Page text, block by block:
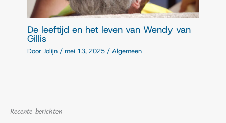
De leeftijd en het leven van Wendy van
Gillis
Door Jolijn /mei 13, 2025 /Algemeen
Recente berichten